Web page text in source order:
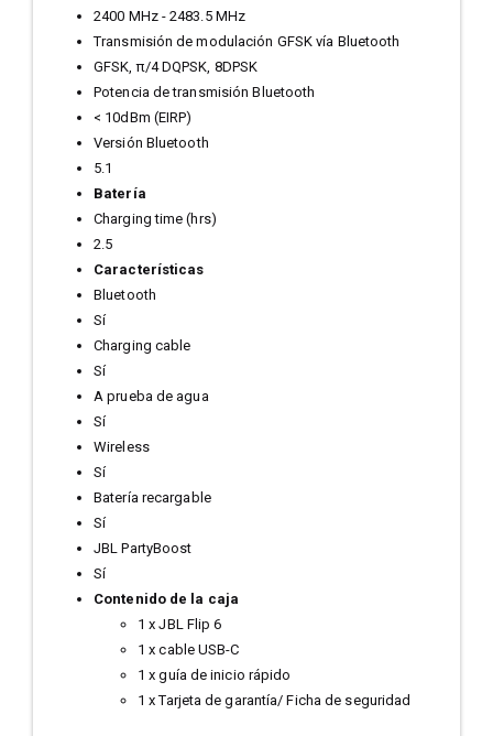
2400 MHz - 2483.5 MHz
Transmisión de modulación GFSK vía Bluetooth
GFSK, π/4 DQPSK, 8DPSK
Potencia de transmisión Bluetooth
< 10dBm (EIRP)
Versión Bluetooth
5.1
Batería
Charging time (hrs)
2.5
Características
Bluetooth
Sí
Charging cable
Sí
A prueba de agua
Sí
Wireless
Sí
Batería recargable
Sí
JBL PartyBoost
Sí
Contenido de la caja
1 x JBL Flip 6
1 x cable USB-C
1 x guía de inicio rápido
1 x Tarjeta de garantía/ Ficha de seguridad